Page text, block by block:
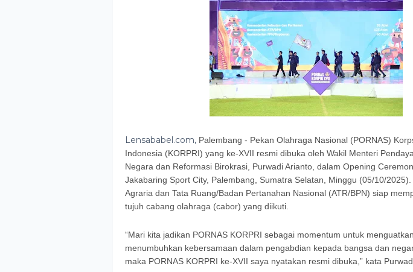
Lensababel.com, Palembang - Pekan Olahraga Nasional (PORNAS)
Indonesia (KORPRI) yang ke-XVII resmi dibuka oleh Wakil Menteri
Negara dan Reformasi Birokrasi, Purwadi Arianto, dalam Opening
Jakabaring Sport City, Palembang, Sumatra Selatan, Minggu (05/10/
Agraria dan Tata Ruang/Badan Pertanahan Nasional (ATR/BPN) siap
tujuh cabang olahraga (cabor) yang diikuti.
“Mari kita jadikan PORNAS KORPRI sebagai momentum untuk
menumbuhkan kebersamaan dalam pengabdian kepada bangsa dan
maka PORNAS KORPRI ke-XVII saya nyatakan resmi dibuka,” kata